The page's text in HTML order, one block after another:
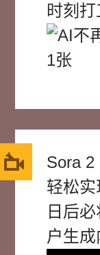
时刻打
Sora 2
轻松实
日后
户生成